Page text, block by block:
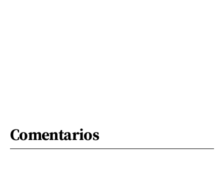
Comentarios